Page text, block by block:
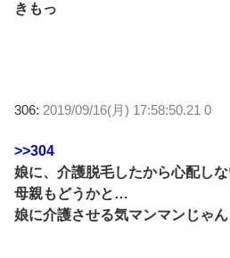
きもっ
306: 2019/09/16(月) 17:58:50.21 0
>>304
娘に、介護脱毛したから心配し
母親もどうかと…
娘に介護させる気マンマンじゃん